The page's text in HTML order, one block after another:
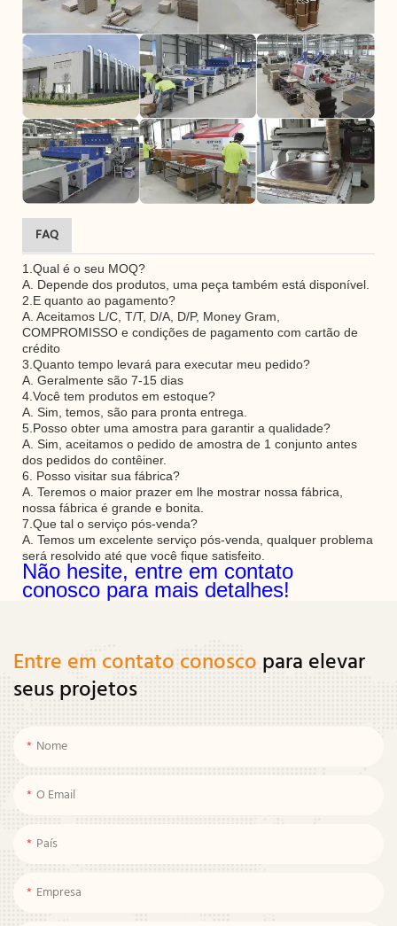
FAQ
1.Qual é o seu MOQ?
A. Depende dos produtos, uma peça também está disponível.
2.E quanto ao pagamento?
A. Aceitamos L/C, T/T, D/A, D/P, Money Gram,
COMPROMISSO e condições de pagamento com cartão de
crédito
3.Quanto tempo levará para executar meu pedido?
A. Geralmente são 7-15 dias
4.Você tem produtos em estoque?
A. Sim, temos, são para pronta entrega.
5.Posso obter uma amostra para garantir a qualidade?
A. Sim, aceitamos o pedido de amostra de 1 conjunto antes
dos pedidos do contêiner.
6. Posso visitar sua fábrica?
A. Teremos o maior prazer em lhe mostrar nossa fábrica,
nossa fábrica é grande e bonita.
7.Que tal o serviço pós-venda?
A. Temos um excelente serviço pós-venda, qualquer problema
será resolvido até que você fique satisfeito.
Não hesite, entre em contato
conosco para mais detalhes!
Entre em contato conosco para elevar
seus projetos
Nome
O Email
País
Empresa